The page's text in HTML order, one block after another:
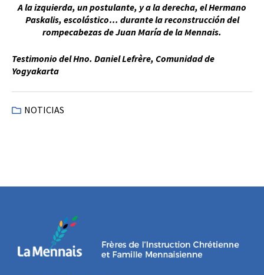
A la izquierda, un postulante, y a la derecha, el Hermano
Paskalis, escolástico… durante la reconstrucción del
rompecabezas de Juan María de la Mennais.
Testimonio del Hno. Daniel Lefrère, Comunidad de
Yogyakarta
NOTICIAS